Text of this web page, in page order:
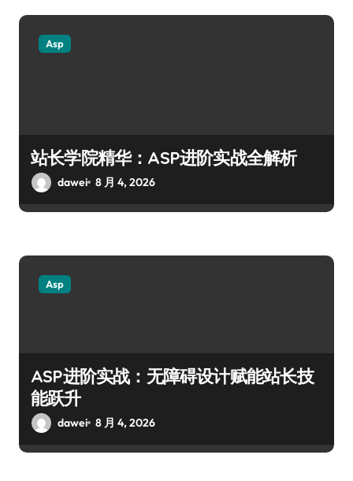
Asp
站长学院精华：ASP进阶实战全解析
dawei 8 月 4, 2026
Asp
ASP进阶实战：无障碍设计赋能站长技
能跃升
dawei 8 月 4, 2026